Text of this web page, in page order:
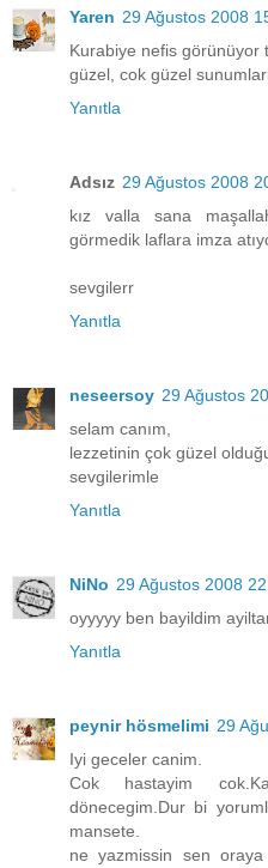
Yaren 29 Ağustos 2008
Kurabiye nefis görünüyor
güzel, cok güzel
Yanıtla
Adsız 29 Ağustos 2008
kız valla sana
görmedik laflara imza
sevgilerr
Yanıtla
neseersoy 29 Ağustos
selam canım,
lezzetinin çok güzel
sevgilerimle
Yanıtla
NiNo 29 Ağustos 2008
oyyyyy ben bayildim
Yanıtla
peynir hösmelimi 29
Iyi geceler canim.
Cok hastayim
dönecegim.Dur bi
mansete.
ne yazmissin sen